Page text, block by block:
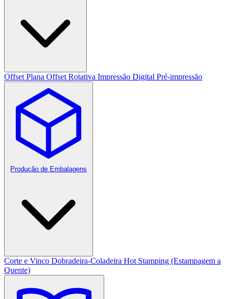
Offset Plana Offset Rotativa Impressão Digital Pré-impressão
Produção de Embalagens
Corte e Vinco Dobradeira-Coladeira Hot Stamping (Estampagem a
Quente)